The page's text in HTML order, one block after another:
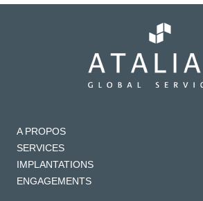
A PROPOS
SERVICES
IMPLANTATIONS
ENGAGEMENTS